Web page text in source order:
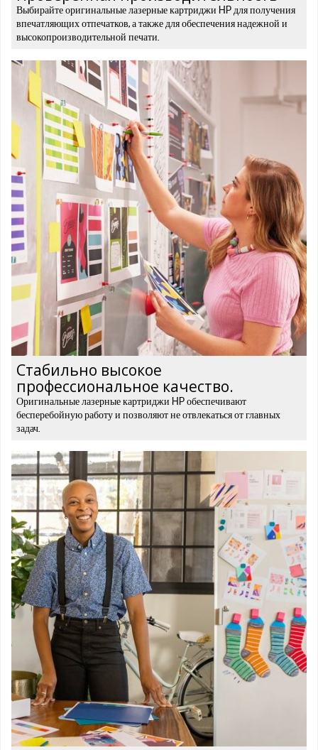
Выбирайте оригинальные лазерные картриджи HP для получения
впечатляющих отпечатков, а также для обеспечения надежной и
высокопроизводительной печати.
Стабильно высокое
профессиональное качество.
Оригинальные лазерные картриджи HP обеспечивают
бесперебойную работу и позволяют не отвлекаться от главных
задач.